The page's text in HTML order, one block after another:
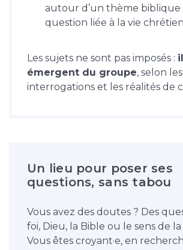
autour d’un thème biblique
question liée à la vie
Les sujets ne sont pas imposés :
émergent du groupe, selon
interrogations et les réalités de
Un lieu pour poser ses
questions, sans tabou
Vous avez des doutes ? Des
foi, Dieu, la Bible ou le sens de la
Vous êtes croyant·e, en